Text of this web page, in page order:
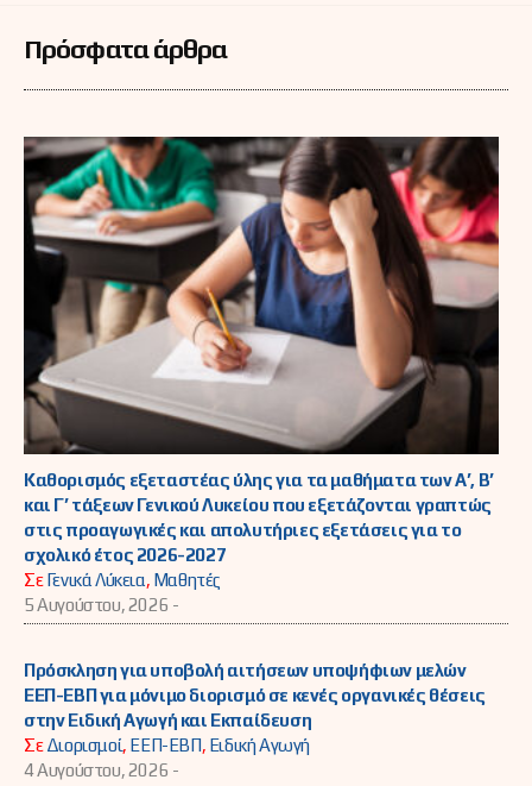
Πρόσφατα άρθρα
Καθορισμός εξεταστέας ύλης για τα μαθήματα των Α’, Β’
και Γ’ τάξεων Γενικού Λυκείου που εξετάζονται γραπτώς
στις προαγωγικές και απολυτήριες εξετάσεις για το
σχολικό έτος 2026-2027
ΣεΓενικά Λύκεια, Μαθητές
5 Αυγούστου, 2026 -
Πρόσκληση για υποβολή αιτήσεων υποψήφιων μελών
ΕΕΠ-ΕΒΠ για μόνιμο διορισμό σε κενές οργανικές θέσεις
στην Ειδική Αγωγή και Εκπαίδευση
ΣεΔιορισμοί, ΕΕΠ-ΕΒΠ, Ειδική Αγωγή
4 Αυγούστου, 2026 -